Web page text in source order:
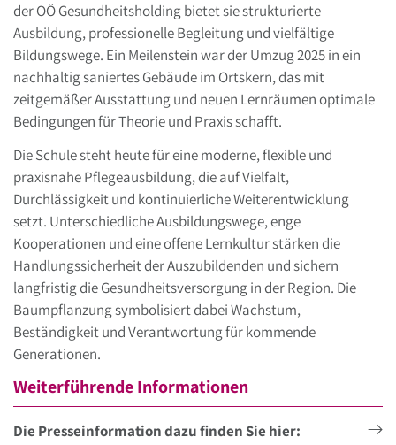
der OÖ Gesundheitsholding bietet sie strukturierte
Ausbildung, professionelle Begleitung und vielfältige
Bildungswege. Ein Meilenstein war der Umzug 2025 in ein
nachhaltig saniertes Gebäude im Ortskern, das mit
zeitgemäßer Ausstattung und neuen Lernräumen optimale
Bedingungen für Theorie und Praxis schafft.
Die Schule steht heute für eine moderne, flexible und
praxisnahe Pflegeausbildung, die auf Vielfalt,
Durchlässigkeit und kontinuierliche Weiterentwicklung
setzt. Unterschiedliche Ausbildungswege, enge
Kooperationen und eine offene Lernkultur stärken die
Handlungssicherheit der Auszubildenden und sichern
langfristig die Gesundheitsversorgung in der Region. Die
Baumpflanzung symbolisiert dabei Wachstum,
Beständigkeit und Verantwortung für kommende
Generationen.
Weiterführende Informationen
Die Presseinformation dazu finden Sie hier: